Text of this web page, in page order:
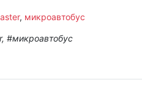
, микроавтобус
#микроавтобус